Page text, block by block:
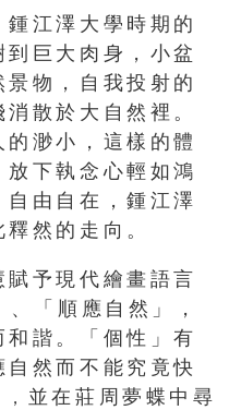
江澤大學時期的
巨大肉身，小盆
物，自我投射的
散於大自然裡。
渺小，這樣的體
下執念心輕如鴻
由自在，鍾江澤
然的走向。
予現代繪畫語言
「順應自然」，
諧。「個性」有
然而不能究竟快
， 並在莊周夢蝶中尋